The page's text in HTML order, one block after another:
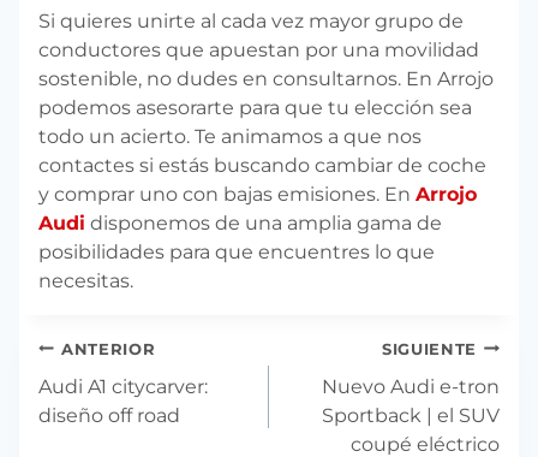
Si quieres unirte al cada vez mayor grupo de
conductores que apuestan por una movilidad
sostenible, no dudes en consultarnos. En Arrojo
podemos asesorarte para que tu elección sea
todo un acierto. Te animamos a que nos
contactes si estás buscando cambiar de coche
y comprar uno con bajas emisiones. En Arrojo
Audi disponemos de una amplia gama de
posibilidades para que encuentres lo que
necesitas.
Navegación
de
entradas
ANTERIOR
Audi A1 citycarver:
diseño off road
SIGUIENTE
Nuevo Audi e-tron
Sportback | el SUV
coupé eléctrico